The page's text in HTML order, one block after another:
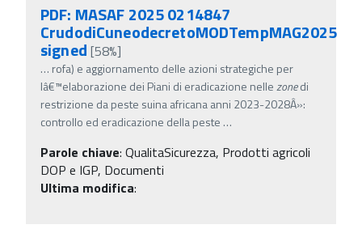
PDF: MASAF 2025 0214847
CrudodiCuneodecretoMODTempMAG2025
signed [58%]
… rofa) e aggiornamento delle azioni strategiche per
lâ€™elaborazione dei Piani di eradicazione nellezonedi
restrizione da peste suina africana anni 2023-2028Â»:
controllo ed eradicazione della peste …
Parole chiave: QualitaSicurezza, Prodotti agricoli
DOP e IGP, Documenti
Ultima modifica: